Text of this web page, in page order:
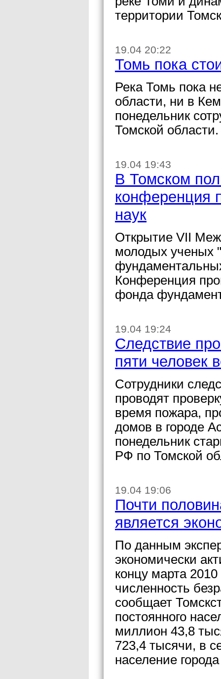
территории
19.04 20:22
Томь пока
Река Томь пока
области, ни в
понедельник
Томской области.
19.04 19:43
В Томском
конференция
наук
Открытие VII
молодых ученых
Конференция
фонда
19.04 19:24
Следствие
пяти человек
Сотрудники
проводят
время пожара,
домов в городе
понедельник
РФ по Томской
19.04 19:06
Почти
является
По данным
экономически
концу марта
численность
сообщает
постоянного
миллион 43,8
723,4 тысячи, в
население